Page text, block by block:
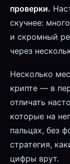
проверки.
скучнее:
и скромный
через
Несколько
крипте — в
отличать
которые на
пальцах, без
стратегия,
цифры врут.